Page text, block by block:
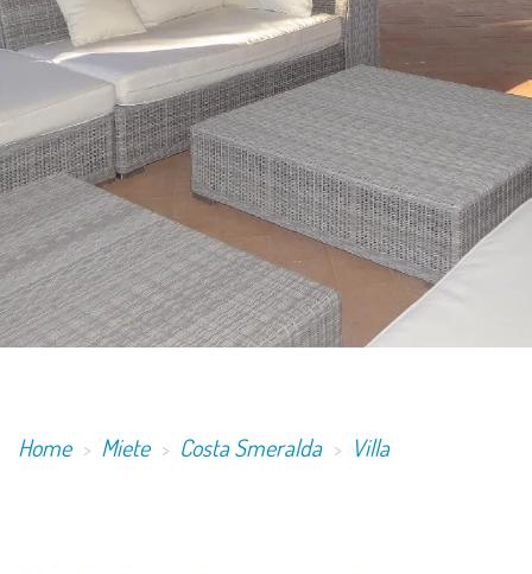
Home Miete Costa Smeralda Villa